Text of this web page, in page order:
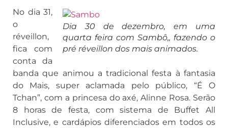
Dia 30 de dezembro, em uma
quarta feira com Sambô,, fazendo o
pré réveillon dos mais animados.
No dia 31,
o
réveillon,
fica com
conta da
banda que animou a tradicional festa à fantasia
do Mais, super aclamada pelo público, “É O
Tchan”, com a princesa do axé, Alinne Rosa. Serão
8 horas de festa, com sistema de Buffet All
Inclusive, e cardápios diferenciados em todos os